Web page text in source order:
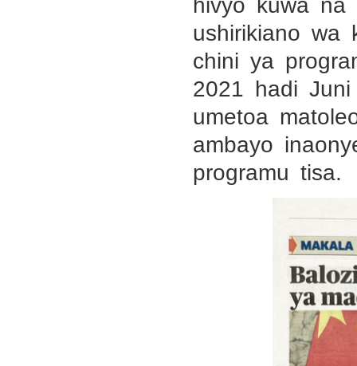
hivyo kuwa
ushirikiano wa
chini ya
2021 hadi
umetoa
ambayo
programu tisa.